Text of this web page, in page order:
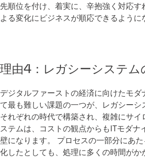
先順位を付け、着実に、辛抱強く対応す
よる変化にビジネスが順応できるように
理由4：レガシーシステム
デジタルファーストの経済に向けたモダ
て最も難しい課題の一つが、レガシーシ
それぞれの時代で構築され、複雑にサイ
ステムは、コストの観点からもITモダナ
壁になります。 プロセスの一部分にあ
化したとしても、処理に多くの時間がか